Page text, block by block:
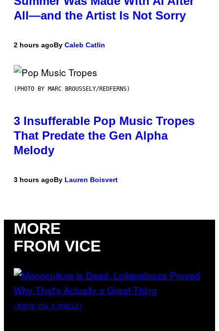
All—and the Artist Is Not Sorry
2 hours agoBy Caleb Catlin
(PHOTO BY MARC BROUSSELY/REDFERNS)
3 Insufferable Pop Music Tropes
That Predate the Gen Alpha
Melody
3 hours agoBy Lauren Boisvert
MORE
FROM VICE
(PHOTO VIA T-MOBILE)